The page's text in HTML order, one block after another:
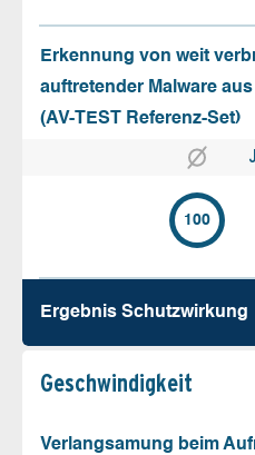
Erkennung von weit
auftretender Malware
(AV-TEST Referenz-Set)
100
Ergebnis Schutz­wirkung
Geschw­indigkeit
Verlangsamung beim